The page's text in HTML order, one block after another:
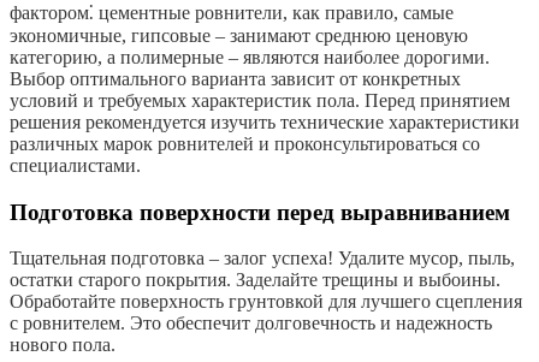
фактором⁚ цементные ровнители, как правило, самые
экономичные, гипсовые – занимают среднюю ценовую
категорию, а полимерные – являются наиболее дорогими.
Выбор оптимального варианта зависит от конкретных
условий и требуемых характеристик пола. Перед принятием
решения рекомендуется изучить технические характеристики
различных марок ровнителей и проконсультироваться со
специалистами.
Подготовка поверхности перед выравниванием
Тщательная подготовка – залог успеха! Удалите мусор, пыль,
остатки старого покрытия. Заделайте трещины и выбоины.
Обработайте поверхность грунтовкой для лучшего сцепления
с ровнителем. Это обеспечит долговечность и надежность
нового пола.